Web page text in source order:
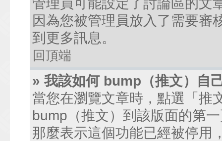
因為您被管理員放入了需要審
到更多訊息。
回頂端
» 我該如何 bump（推文）自
當您在瀏覽文章時，點選「推
bump（推文）到該版面的第
那麼表示這個功能已經被停用